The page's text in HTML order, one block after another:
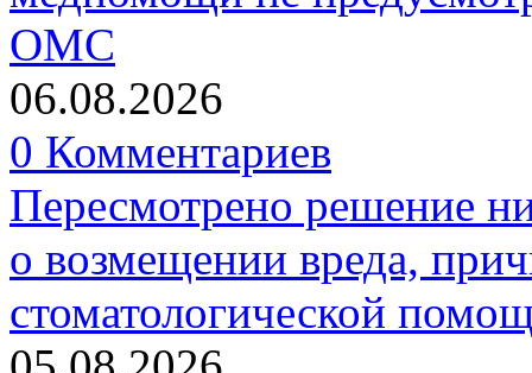
ОМС
06.08.2026
0 Комментариев
Пересмотрено решение
о возмещении вреда,
стоматологической